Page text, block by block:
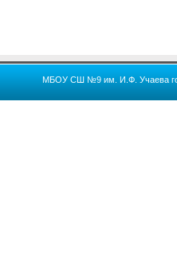
МБОУ СШ №9 им. И.Ф. Учаева